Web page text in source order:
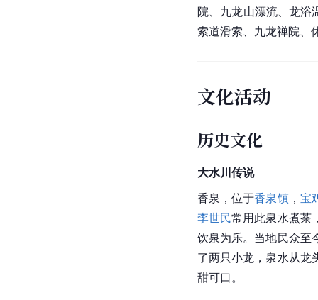
院、九龙山漂流、龙浴
索道滑索、九龙禅院、
文化活动
历史文化
大水川传说
香泉，位于香泉镇， 宝
李世民常用此泉水煮茶
饮泉为乐。当地民众至
了两只小龙，泉水从龙
甜可口。